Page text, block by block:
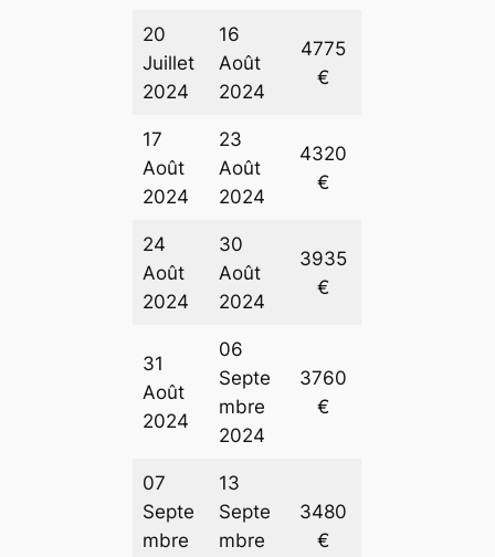
20
Juillet
2024
16
Août
2024
4775
€
17
Août
2024
23
Août
2024
4320
€
24
Août
2024
30
Août
2024
3935
€
31
Août
2024
06
Septe
mbre
2024
3760
€
07
Septe
mbre
13
Septe
mbre
3480
€